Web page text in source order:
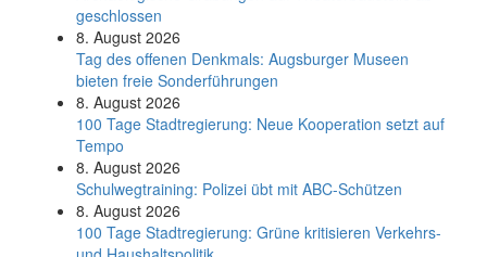
ge­schlos­sen
8. August 2026
Tag des offenen Denkmals: Augsburger Museen
bieten freie Sonderführungen
8. August 2026
100 Tage Stadtregierung: Neue Kooperation setzt auf
Tempo
8. August 2026
Schul­weg­trai­ning: Poli­zei übt mit ABC-Schüt­zen
8. August 2026
100 Tage Stadtregierung: Grüne kritisieren Verkehrs-